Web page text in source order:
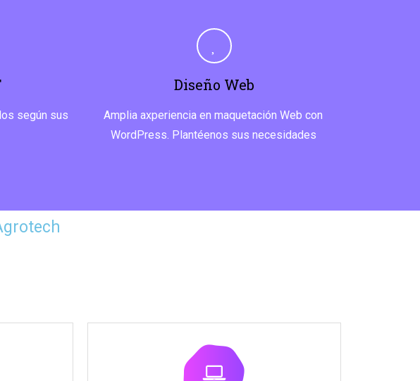
según sus
Diseño Web
Amplia axperiencia en maquetación Web con
WordPress. Plantéenos sus necesidades